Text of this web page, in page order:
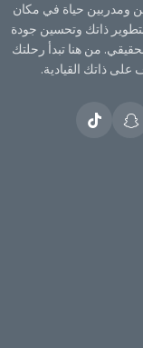
ومدربين حياة في مكان
ذاتك وتحسين جودة
من هنا تبدأ رحلتك
على ذاتك القيادية.